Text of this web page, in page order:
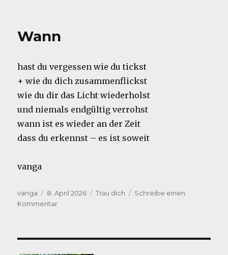
Wann
hast du vergessen wie du tickst
+ wie du dich zusammenflickst
wie du dir das Licht wiederholst
und niemals endgültig verrohst
wann ist es wieder an der Zeit
dass du erkennst – es ist soweit
vanga
Autor
vanga
Veröffentlicht
am
8. April 2026 Kategorien
Trau dich
Schreibe einen
Kommentarzu